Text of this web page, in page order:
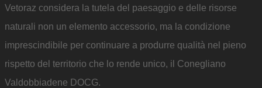
Vetoraz considera la tutela del paesaggio e delle risorse
naturali non un elemento accessorio, ma la condizione
imprescindibile per continuare a produrre qualità nel pieno
rispetto del territorio che lo rende unico, il Conegliano
Valdobbiadene DOCG.